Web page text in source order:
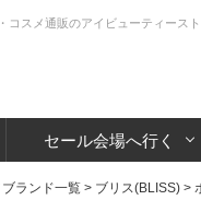
コスメ通販のアイビューティース
セール会場へ行く
ランド一覧 > ブリス(BLISS) >